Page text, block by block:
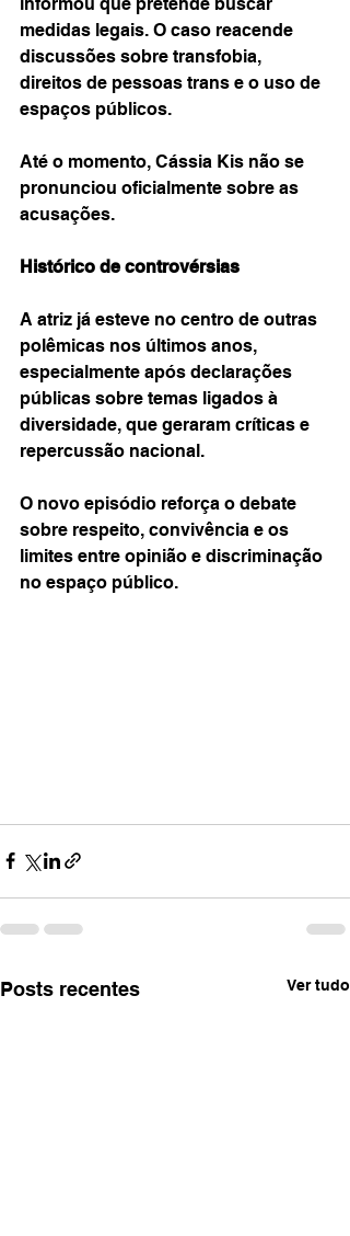
medidas legais. O caso reacende
discussões sobre transfobia,
direitos de pessoas trans e o uso de
espaços públicos.
Até o momento, Cássia Kis não se
pronunciou oficialmente sobre as
acusações.
Histórico de controvérsias
A atriz já esteve no centro de outras
polêmicas nos últimos anos,
especialmente após declarações
públicas sobre temas ligados à
diversidade, que geraram críticas e
repercussão nacional.
O novo episódio reforça o debate
sobre respeito, convivência e os
limites entre opinião e discriminação
no espaço público.
Posts recentes Ver tudo